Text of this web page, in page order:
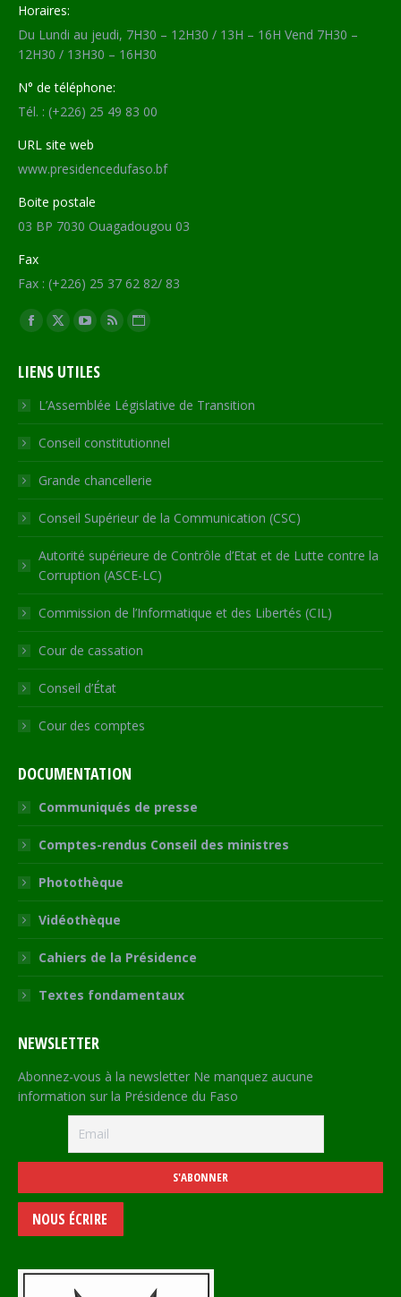
Horaires:
Du Lundi au jeudi, 7H30 – 12H30 / 13H – 16H Vend 7H30 –
12H30 / 13H30 – 16H30
N° de téléphone:
Tél. : (+226) 25 49 83 00
URL site web
www.presidencedufaso.bf
Boite postale
03 BP 7030 Ouagadougou 03
Fax
Fax : (+226) 25 37 62 82/ 83
Trouvez nous sur :
Facebook
opens
in
new
window
X
opens
in
new
window
YouTube
opens
in
new
window
RSS
in
new
window
Site
opens
in
new
LIENS UTILES
L’Assemblée Législative de Transition
Conseil constitutionnel
Grande chancellerie
Conseil Supérieur de la Communication (CSC)
Autorité supérieure de Contrôle d’Etat et de Lutte contre la
Corruption (ASCE-LC)
Commission de l’Informatique et des Libertés (CIL)
Cour de cassation
Conseil d’État
Cour des comptes
DOCUMENTATION
Communiqués de presse
Comptes-rendus Conseil des ministres
Photothèque
Vidéothèque
Cahiers de la Présidence
Textes fondamentaux
NEWSLETTER
Abonnez-vous à la newsletter Ne manquez aucune
information sur la Présidence du Faso
NOUS ÉCRIRE